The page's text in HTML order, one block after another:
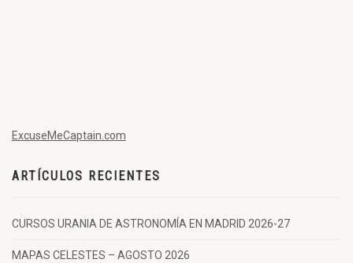
ExcuseMeCaptain.com
ARTÍCULOS RECIENTES
CURSOS URANIA DE ASTRONOMÍA EN MADRID 2026-27
MAPAS CELESTES – AGOSTO 2026